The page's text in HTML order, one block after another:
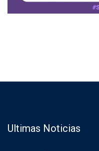
Ultimas Noticias